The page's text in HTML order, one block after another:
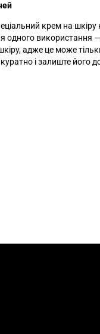
крем на
одного використання
адже це може
і залиште його